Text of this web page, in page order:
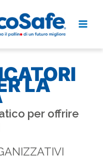
LA
per offrire